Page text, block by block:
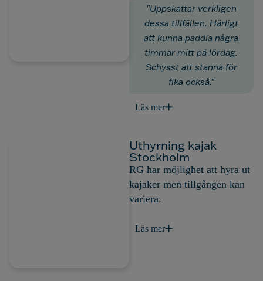
"Uppskattar verkligen
dessa tillfällen. Härligt
att kunna paddla några
timmar mitt på lördag.
Schysst att stanna för
fika också."
Läs mer
Uthyrning kajak
Stockholm
RG har möjlighet att hyra ut
kajaker men tillgången kan
variera.
Läs mer